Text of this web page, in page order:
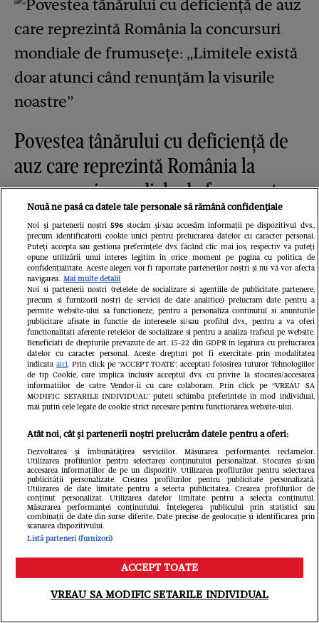
Povestea tânărului cu deficiență de
auz care reprezintă România la
concursuri mondiale de frumusețe:
„Limitele există doar atunci când
renunțăm la visurile noastre”
Din aceeași categorie
Meniu Caută
Nouă ne pasă ca datele tale personale să rămână confidențiale
Noi și partenerii noștri 596stocăm și/sau accesăm informații pe dispozitivul dvs.,
precum identificatorii cookie unici pentru prelucrarea datelor cu caracter personal.
Puteți accepta sau gestiona preferințele dvs. făcând clic mai jos, respectiv vă puteți
opune utilizării unui interes legitim în orice moment pe pagina cu politica de
confidențialitate. Aceste alegeri vor fi raportate partenerilor noștri și nu vă vor afecta
navigarea. Mai multe detalii
Noi si partenerii nostri (retelele de socializare si agentiile de publicitate partenere,
precum si furnizorii nostri de servicii de date analitice) prelucram date pentru a
permite website-ului sa functioneze, pentru a personaliza continutul si anunturile
publicitare afisate in functie de interesele si/sau profilul dvs., pentru a va oferi
functionalitati aferente retelelor de socializare si pentru a analiza traficul pe website.
Beneficiati de drepturile prevazute de art. 15-22 din GDPR in legatura cu prelucrarea
datelor cu caracter personal. Aceste drepturi pot fi exercitate prin modalitatea
indicataaici. Prin click pe “ACCEPT TOATE”, acceptati folosirea tuturor Tehnologiilor
de tip Cookie, care implica inclusiv acceptul dvs. cu privire la stocarea/accesarea
informatiilor de catre Vendor-ii cu care colaboram. Prin click pe “VREAU SA
MODIFIC SETARILE INDIVIDUAL” puteti schimba preferintele in mod individual,
mai putin cele legate de cookie strict necesare pentru functionarea website-ului.
Atât noi, cât și partenerii noștri prelucrăm datele pentru a oferi:
Dezvoltarea și îmbunătățirea serviciilor. Măsurarea performanței reclamelor.
Utilizarea profilurilor pentru selectarea conținutului personalizat. Stocarea și/sau
accesarea informațiilor de pe un dispozitiv. Utilizarea profilurilor pentru selectarea
publicității personalizate. Crearea profilurilor pentru publicitate personalizată.
Utilizarea de date limitate pentru a selecta publicitatea. Crearea profilurilor de
conținut personalizat. Utilizarea datelor limitate pentru a selecta conținutul.
Măsurarea performanței conținutului. Înțelegerea publicului prin statistici sau
combinații de date din surse diferite. Date precise de geolocație și identificarea prin
scanarea dispozitivului.
Listă parteneri (furnizori)
ACCEPT TOATE
VREAU SA MODIFIC SETARILE INDIVIDUAL